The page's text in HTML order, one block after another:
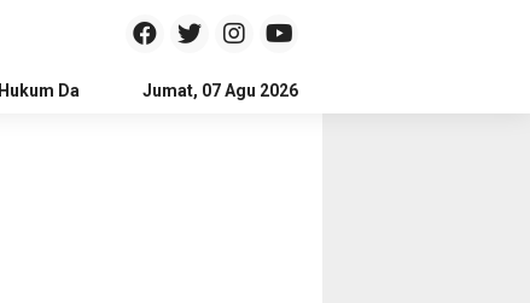
Hukum Dan Kriminal Politik Pendidikan
Jumat, 07 Agu 2026